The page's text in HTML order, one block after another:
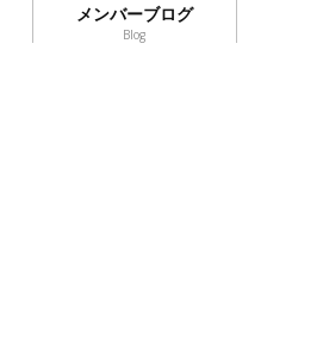
メンバーブログ
Blog